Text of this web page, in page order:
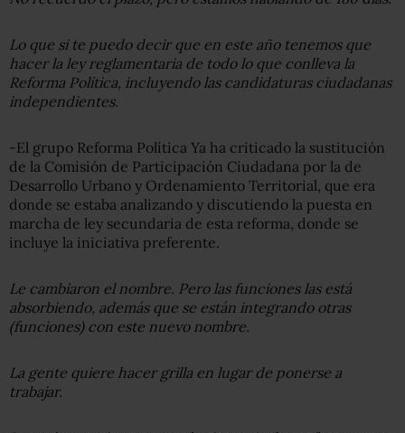
Lo que si te puedo decir que en este año tenemos que
hacer la ley reglamentaria de todo lo que conlleva la
Reforma Política, incluyendo las candidaturas ciudadanas
independientes.
-El grupo Reforma Política Ya ha criticado la sustitución
de la Comisión de Participación Ciudadana por la de
Desarrollo Urbano y Ordenamiento Territorial, que era
donde se estaba analizando y discutiendo la puesta en
marcha de ley secundaria de esta reforma, donde se
incluye la iniciativa preferente.
Le cambiaron el nombre. Pero las funciones las está
absorbiendo, además que se están integrando otras
(funciones) con este nuevo nombre.
La gente quiere hacer grilla en lugar de ponerse a
trabajar.